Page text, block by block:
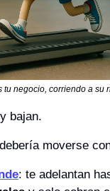
tu negocio, corriendo a su
bajan.
moverse
: te adelantan